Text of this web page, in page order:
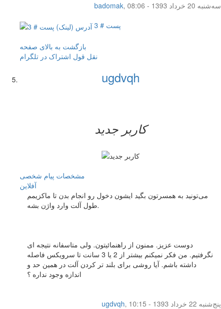
badomak,
سه‌شنبه 20 خرداد 1393 - 08:06
پست # 3
بازگشت به بالای صفحه
نقل قول اشتراک در تلگرام
ugdvqh
کاربر جدید
مشخصات پیام شخصی
آفلاين
می‌تونید به همسرتون بگید ایشون دخول رو انجام بدن تا ماکزیمم
طول آلت وارد واژن بشه.
دوست عزیز. ممنون از راهنمائیتون. ولی متاسفانه نتیجه ای
نگرفتیم. من فکر نمیکنم بیشتر از 2 یا 3 سانت تا سرویکس فاصله
داشته باشم. آیا روشی برای بلند تر کردن آلت در همین حد و
اندازه وجود نداره ؟
ugdvqh,
پنج‌شنبه 22 خرداد 1393 - 10:15